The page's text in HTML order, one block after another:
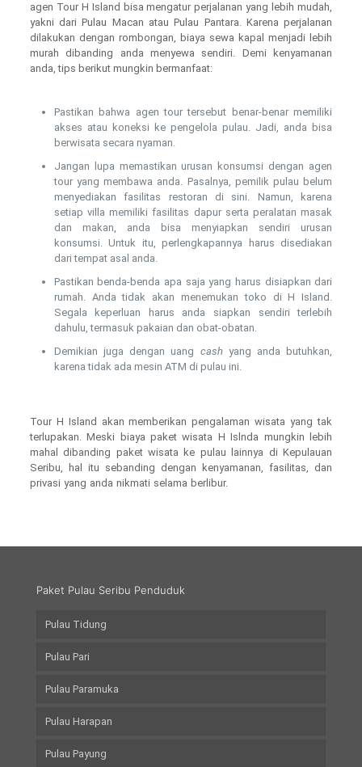
agen Tour H Island bisa mengatur perjalanan yang lebih mudah,
yakni dari Pulau Macan atau Pulau Pantara. Karena perjalanan
dilakukan dengan rombongan, biaya sewa kapal menjadi lebih
murah dibanding anda menyewa sendiri. Demi kenyamanan
anda, tips berikut mungkin bermanfaat:
Pastikan bahwa agen tour tersebut benar-benar memiliki
akses atau koneksi ke pengelola pulau. Jadi, anda bisa
berwisata secara nyaman.
Jangan lupa memastikan urusan konsumsi dengan agen
tour yang membawa anda. Pasalnya, pemilik pulau belum
menyediakan fasilitas restoran di sini. Namun, karena
setiap villa memiliki fasilitas dapur serta peralatan masak
dan makan, anda bisa menyiapkan sendiri urusan
konsumsi. Untuk itu, perlengkapannya harus disediakan
dari tempat asal anda.
Pastikan benda-benda apa saja yang harus disiapkan dari
rumah. Anda tidak akan menemukan toko di H Island.
Segala keperluan harus anda siapkan sendiri terlebih
dahulu, termasuk pakaian dan obat-obatan.
Demikian juga dengan uang cash yang anda butuhkan,
karena tidak ada mesin ATM di pulau ini.
Tour H Island akan memberikan pengalaman wisata yang tak
terlupakan. Meski biaya paket wisata H Islnda mungkin lebih
mahal dibanding paket wisata ke pulau lainnya di Kepulauan
Seribu, hal itu sebanding dengan kenyamanan, fasilitas, dan
privasi yang anda nikmati selama berlibur.
Paket Pulau Seribu Penduduk
Pulau Tidung
Pulau Pari
Pulau Paramuka
Pulau Harapan
Pulau Payung